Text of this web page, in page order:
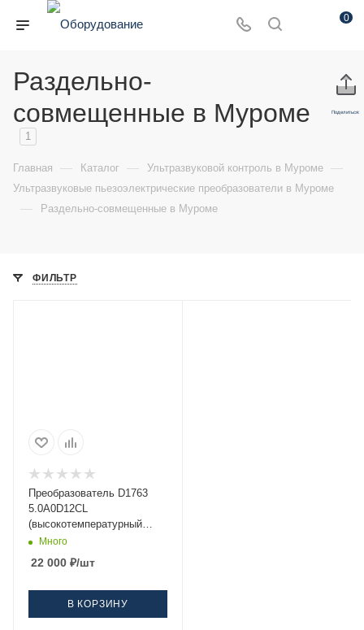
0
Поделиться:
Раздельно-
совмещенные в Муроме
1
Главная — Каталог — Ультразвуковой контроль в Муроме —
Ультразвуковые пьезоэлектрические преобразователи в Муроме
— Раздельно-совмещенные в Муроме
ФИЛЬТР
Преобразователь D1763
5.0A0D12CL
(высокотемпературный
0°C...+350°C)
Много
22 000 ₽/шт
В КОРЗИНУ